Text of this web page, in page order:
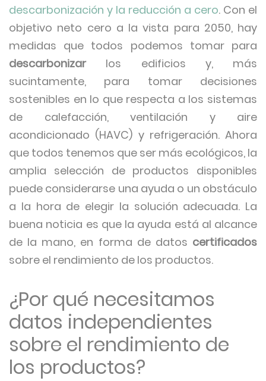
descarbonización y la reducción a cero. Con el
objetivo neto cero a la vista para 2050, hay
medidas que todos podemos tomar para
descarbonizarlos edificios y, más
sucintamente, para tomar decisiones
sostenibles en lo que respecta a los sistemas
de calefacción, ventilación y aire
acondicionado (HAVC) y refrigeración. Ahora
que todos tenemos que ser más ecológicos, la
amplia selección de productos disponibles
puede considerarse una ayuda o un obstáculo
a la hora de elegir la solución adecuada. La
buena noticia es que la ayuda está al alcance
de la mano, en forma de datos certificados
sobre el rendimiento de los productos.
¿Por qué necesitamos
datos independientes
sobre el rendimiento de
los productos?